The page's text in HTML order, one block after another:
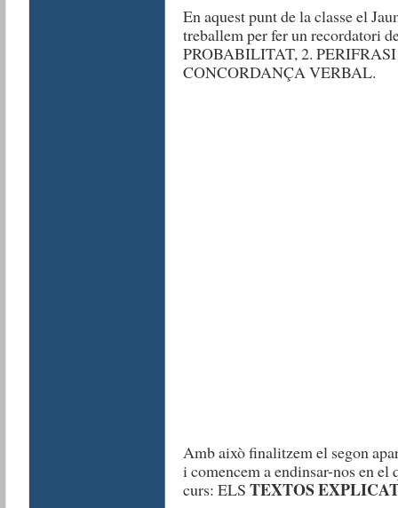
En aquest punt de la classe el
treballem per fer un recordatori
PROBABILITAT, 2.
CONCORDANÇA VERBAL.
Amb això finalitzem el segon
i comencem a endinsar-nos en el
curs: ELS TEXTOS